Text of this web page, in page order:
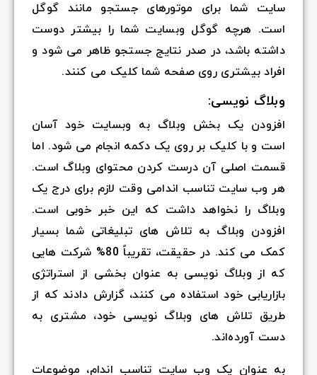
سایت شما برای موتورهای جستجو مانند گوگل
است. هرچه گوگل وبسایت شما را بیشتر دوست
داشته باشد، در صدر نتایج جستجو ظاهر می شود و
افراد بیشتری روی صفحه شما کلیک می کنند.
وبلاگ نویسی:
افزودن یک بخش وبلاگ به وبسایت خود آسان
است و با کلیک بر روی یک دکمه انجام می شود. اما
قسمت اصلی آن درست کردن محتوای وبلاگ است.
هر وب سایت تناسب اندامی وقت لازم برای درج یک
وبلاگ را نخواهد داشت که این خبر خوبی است.
افزودن وبلاگ به تلاش های تبلیغاتی شما بسیار
کمک می کند. در حقیقت، تقریباً 80% شرکت هایی
که از وبلاگ نویسی به عنوان بخشی از استراتژی
بازاریابی خود استفاده می کنند، گزارش دادند که از
طریق تلاش های وبلاگ نویسی خود، مشتری به
دست آورده‌اند.
به عنوان یک وب سایت تناسب اندام، موضوعات